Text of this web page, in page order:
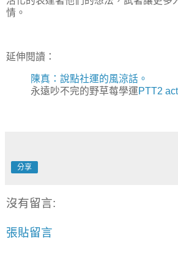
情。
延伸閱讀：
陳真：說點社運的風涼話。
永遠吵不完的野草莓學運PTT2
分享
沒有留言:
張貼留言